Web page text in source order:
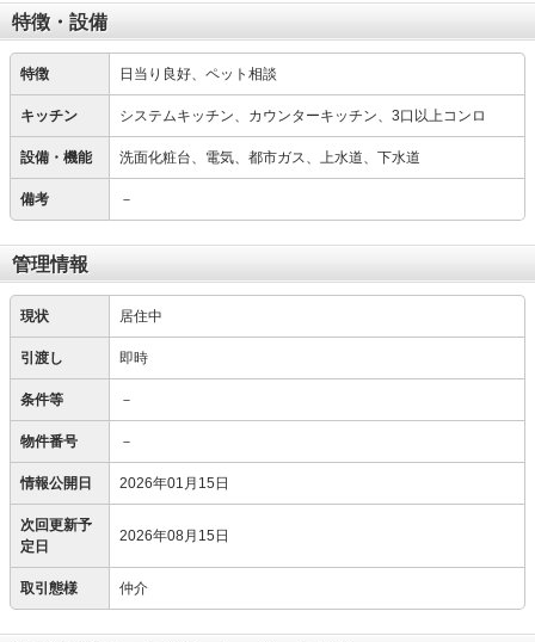
特徴・設備
特徴 日当り良好、ペット相談
キッチン システムキッチン、カウンターキッチン、3口以上コンロ
設備・機能 洗面化粧台、電気、都市ガス、上水道、下水道
備考 －
管理情報
現状 居住中
引渡し 即時
条件等 －
物件番号 －
情報公開日 2026年01月15日
次回更新予
定日
2026年08月15日
取引態様 仲介